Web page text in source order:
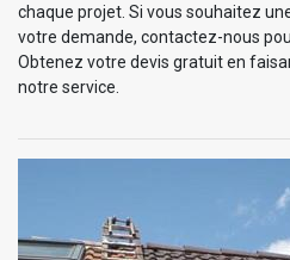
chaque projet. Si vous souhaitez
votre demande, contactez-nous
Obtenez votre devis gratuit en
notre service.